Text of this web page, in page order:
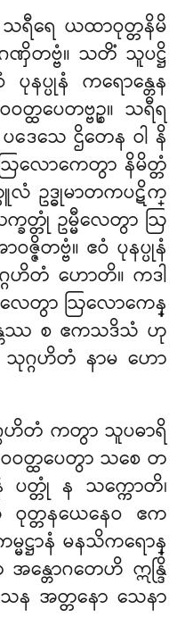
ရီရေ ယထာဝုတ္တနိမိ
ဂဏှိတဗ္ဗံ။ သတိံ သူပဋ္ဌိ
နပ္ပုနံ ကရောန္တေန
တ္ထပေတဗ္ဗဉ္စ။ သရီရ
ပဒေသေ ဌိတေန ဝါ နိ
ဩလောကေတွာ နိမိတ္တံ
ကူလံ ဥဒ္ဓုမာတကပဋိက္
ခတ္တုံ ဥမ္မီလေတွာ ဩ
ဇ္ဇိတဗ္ဗံ။ ဧဝံ ပုနပ္ပုနံ
ဂဟိတံ ဟောတိ။ ကဒါ
လေတွာ ဩလောကေန္
တဿ စ ဧကသဒိသံ ဟု
သုဂ္ဂဟိတံ နာမ ဟော
ဟိတံ ကတွာ သူပဓာရိ
ဝတ္ထပေတွာ သစေ တ
ပတ္တုံ န သက္ကောတိ၊
တ္တနယေနေဝ ဧက
ဌာနံ မနသိကရောန္
န္တောဂတေဟိ ဣန္ဒြိ
အတ္တနော သေနာ